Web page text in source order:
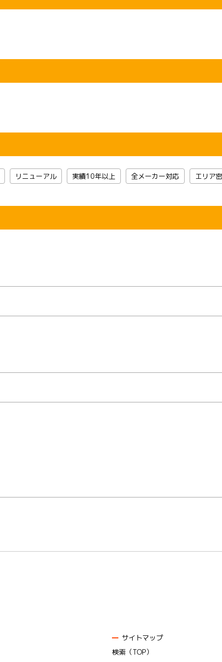
リニューアル 実績10年以上 全メーカー対応 エリア
サイトマップ
検索（TOP）